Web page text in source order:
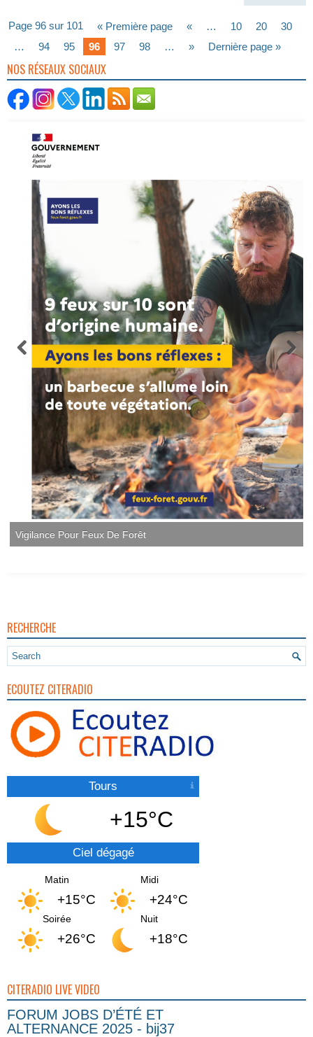
Page 96 sur 101 « Première page « … 10 20
30
…
94 95 96 97 98 … » Dernière page »
NOS RÉSEAUX SOCIAUX
RECHERCHE
ECOUTEZ CITERADIO
Tours
+15°C
Ciel dégagé
Matin
+15°C
Midi
+24°C
Soirée
+26°C
Nuit
+18°C
CITERADIO LIVE VIDEO
FORUM JOBS D’ÉTÉ ET
ALTERNANCE 2025 - bij37